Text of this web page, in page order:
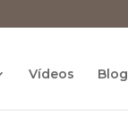
Vídeos Blog